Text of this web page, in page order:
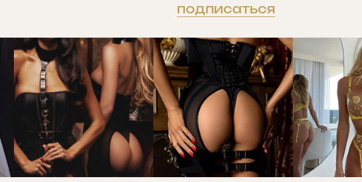
подписаться